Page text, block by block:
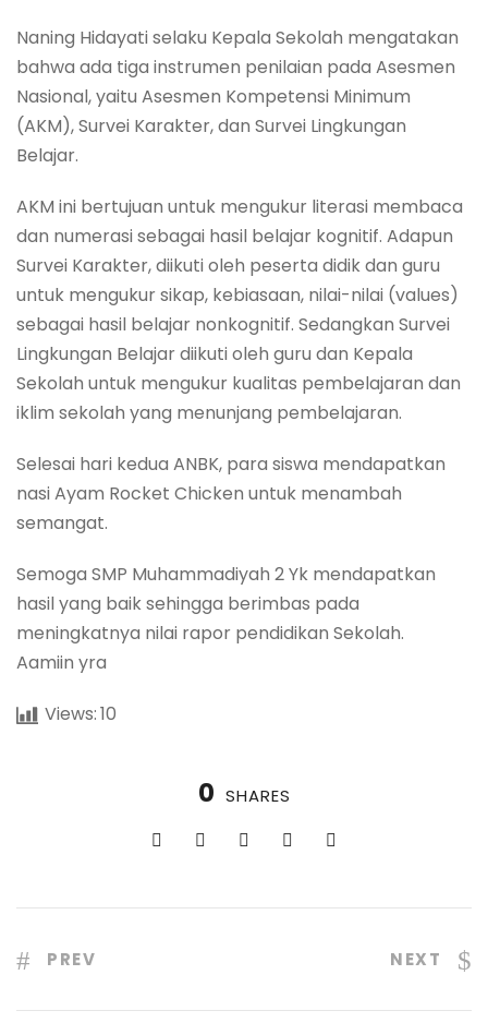
Naning Hidayati selaku Kepala Sekolah mengatakan
bahwa ada tiga instrumen penilaian pada Asesmen
Nasional, yaitu Asesmen Kompetensi Minimum
(AKM), Survei Karakter, dan Survei Lingkungan
Belajar.
AKM ini bertujuan untuk mengukur literasi membaca
dan numerasi sebagai hasil belajar kognitif. Adapun
Survei Karakter, diikuti oleh peserta didik dan guru
untuk mengukur sikap, kebiasaan, nilai-nilai (values)
sebagai hasil belajar nonkognitif. Sedangkan Survei
Lingkungan Belajar diikuti oleh guru dan Kepala
Sekolah untuk mengukur kualitas pembelajaran dan
iklim sekolah yang menunjang pembelajaran.
Selesai hari kedua ANBK, para siswa mendapatkan
nasi Ayam Rocket Chicken untuk menambah
semangat.
Semoga SMP Muhammadiyah 2 Yk mendapatkan
hasil yang baik sehingga berimbas pada
meningkatnya nilai rapor pendidikan Sekolah.
Aamiin yra
Views:10
0 SHARES
PREV NEXT